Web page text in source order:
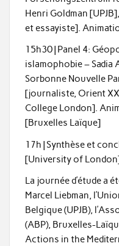
Henri Goldman
et essayiste].
15h30 | Panel 4:
islamophobie – Sadia
Sorbonne Nouvelle
[journaliste, Orient
College London].
[Bruxelles Laïque]
17h | Synthèse et
[University of
La journée d’étude a
Marcel Liebman,
Belgique (UPJB),
(ABP), Bruxelles-
Actions in the